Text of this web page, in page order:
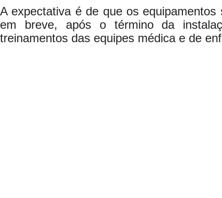
A expectativa é de que os
em breve, após o término da
treinamentos das equipes médica e de